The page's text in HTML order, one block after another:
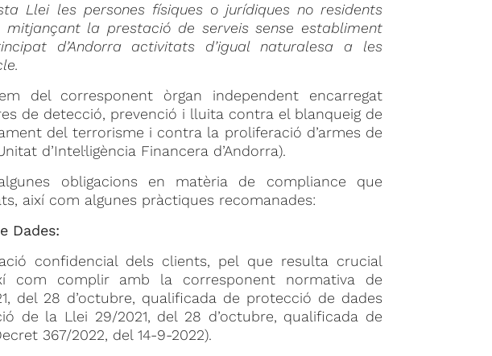
Llei les persones físiques o jurídiques no residents
la prestació de serveis sense establiment
d’Andorra activitats d’igual naturalesa a les
del corresponent òrgan independent encarregat
de detecció, prevenció i lluita contra el blanqueig de
del terrorisme i contra la proliferació d’armes de
d’Intel·ligència Financera d’Andorra).
obligacions en matèria de compliance que
així com algunes pràctiques recomanades:
Dades:
confidencial dels clients, pel que resulta crucial
com complir amb la corresponent normativa de
del 28 d’octubre, qualificada de protecció de dades
de la Llei 29/2021, del 28 d’octubre, qualificada de
367/2022, del 14-9-2022).